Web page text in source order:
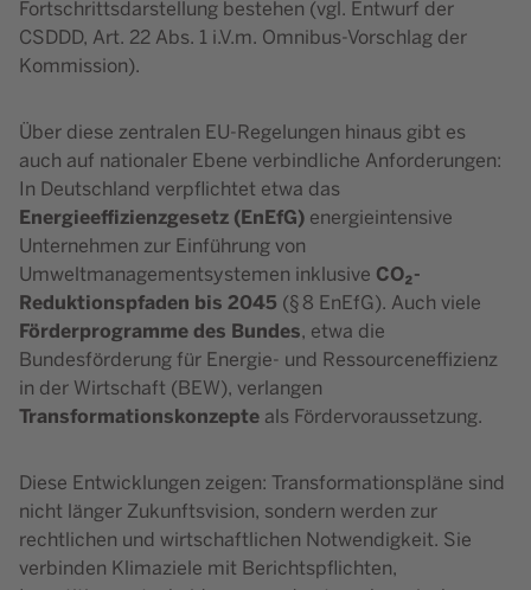
Fortschrittsdarstellung bestehen (vgl. Entwurf der
CSDDD, Art. 22 Abs. 1 i.V.m. Omnibus-Vorschlag der
Kommission).
Über diese zentralen EU-Regelungen hinaus gibt es
auch auf nationaler Ebene verbindliche Anforderungen:
In Deutschland verpflichtet etwa das
Energieeffizienzgesetz (EnEfG) energieintensive
Unternehmen zur Einführung von
Umweltmanagementsystemen inklusive CO₂-
Reduktionspfaden bis 2045 (§ 8 EnEfG). Auch viele
Förderprogramme des Bundes, etwa die
Bundesförderung für Energie- und Ressourceneffizienz
in der Wirtschaft (BEW), verlangen
Transformationskonzepte als Fördervoraussetzung.
Diese Entwicklungen zeigen: Transformationspläne sind
nicht länger Zukunftsvision, sondern werden zur
rechtlichen und wirtschaftlichen Notwendigkeit. Sie
verbinden Klimaziele mit Berichtspflichten,